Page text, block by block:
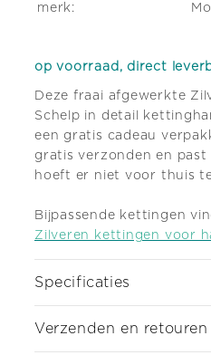
merk:
op voorraad, direct
Deze fraai afgewerkte
Schelp in detail
een gratis cadeau
gratis verzonden en past
hoeft er niet voor thuis
Bijpassende kettingen
Zilveren kettingen voor
Specificaties
Verzenden en retouren